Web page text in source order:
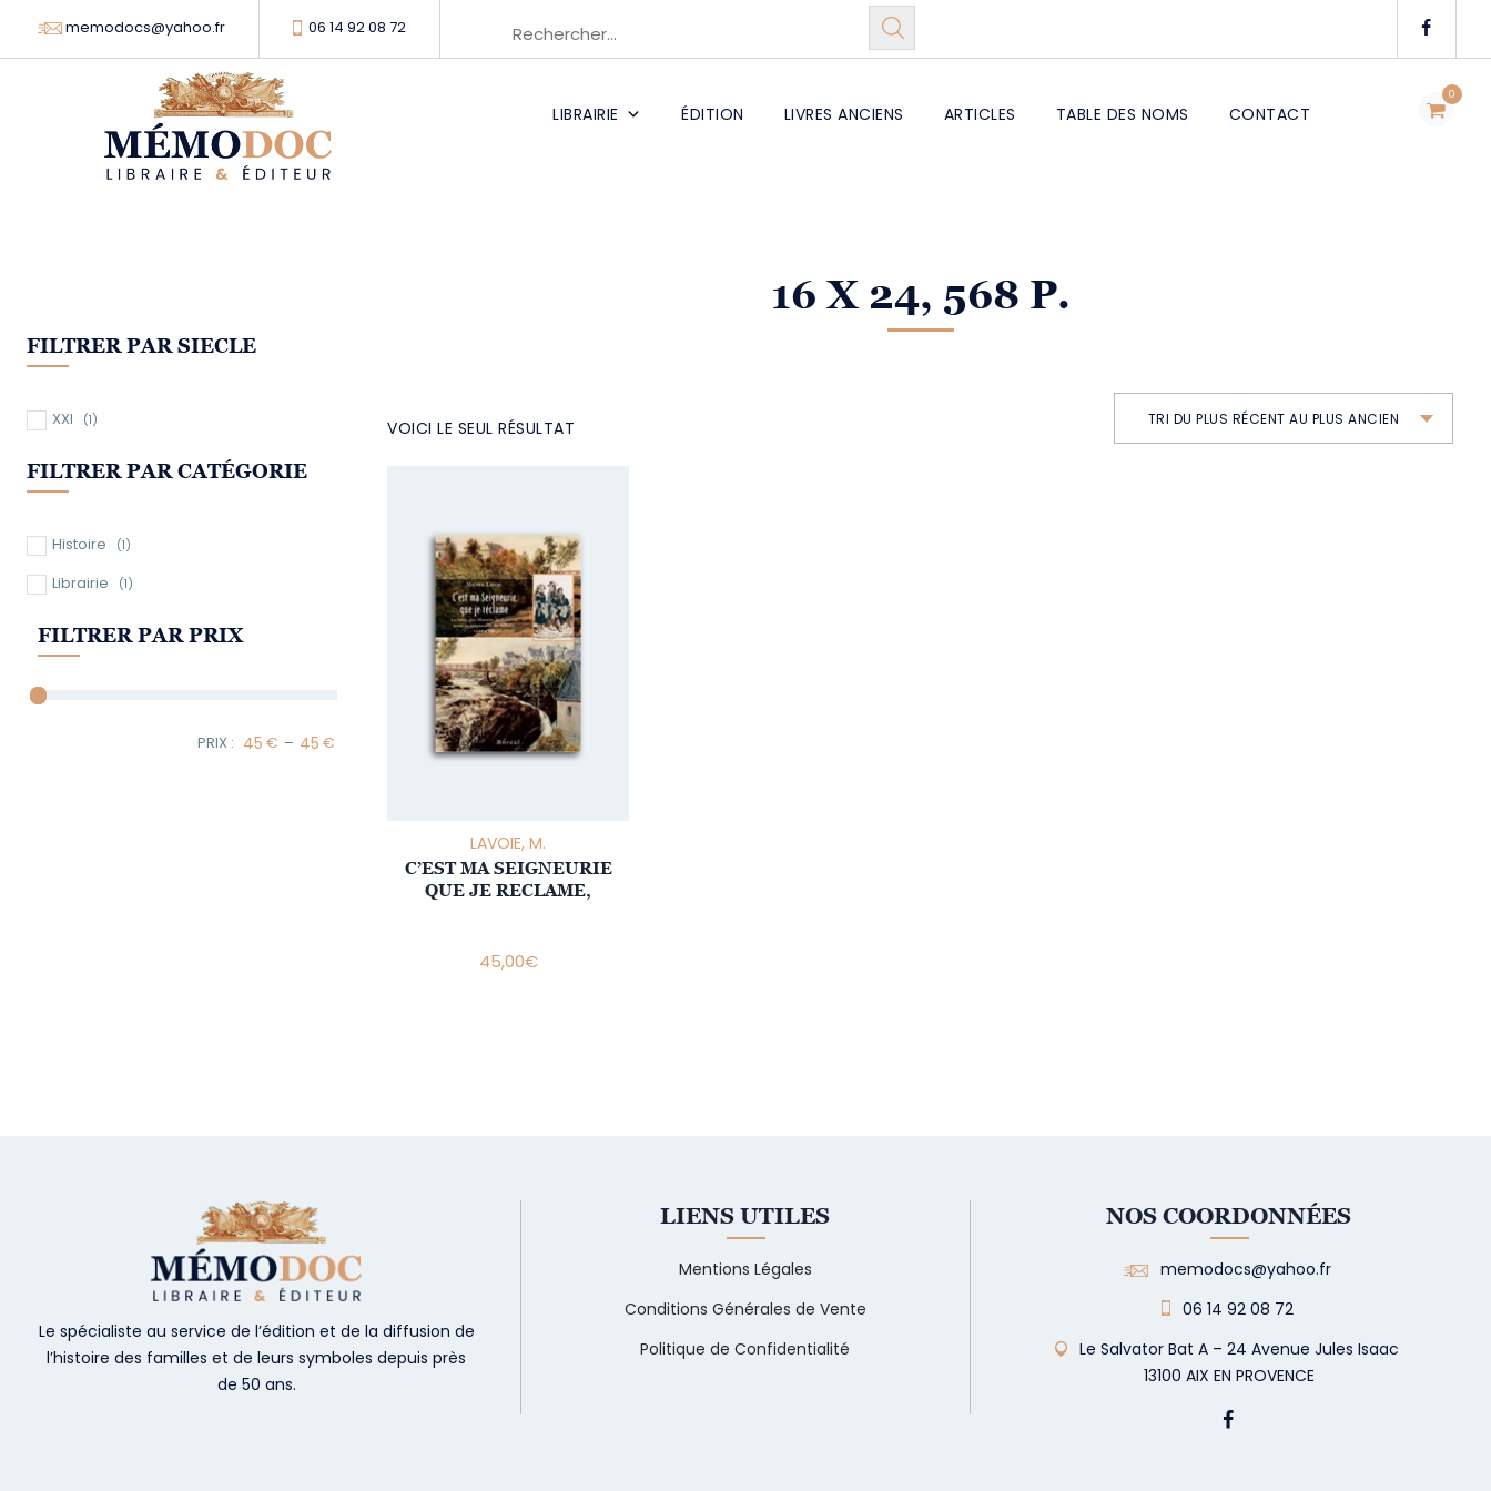
memodocs@yahoo.fr 06 14 92 08 72
0
LIBRAIRIE ÉDITION LIVRES ANCIENS ARTICLES TABLE DES NOMS CONTACT
16 X 24, 568 P.
VOICI LE SEUL RÉSULTAT TRI DU PLUS RÉCENT AU PLUS ANCIEN
LAVOIE, M.
C’EST MA SEIGNEURIE
QUE JE RECLAME,
45,00€
FILTRER PAR SIECLE
XXI (1)
FILTRER PAR CATÉGORIE
Histoire (1)
Librairie (1)
FILTRER PAR PRIX
Minimum Price
–
Maximum Price
Le spécialiste au service de l’édition et de la diffusion de
l’histoire des familles et de leurs symboles depuis près
de 50 ans.
LIENS UTILES
Mentions Légales
Conditions Générales de Vente
Politique de Confidentialité
NOS COORDONNÉES
memodocs@yahoo.fr
06 14 92 08 72
Le Salvator Bat A – 24 Avenue Jules Isaac
13100 AIX EN PROVENCE